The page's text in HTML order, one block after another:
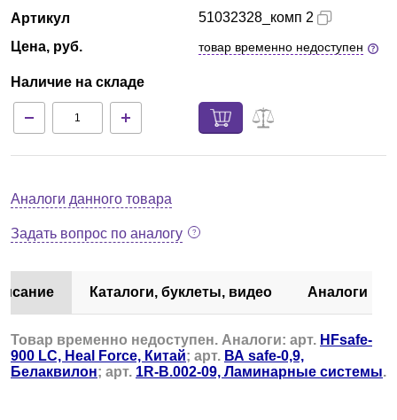
Артикул
Цена, руб.
Наличие на складе
51032328_комп 2
товар временно недоступен
Аналоги данного товара
Задать вопрос по аналогу
Каталоги, буклеты, видео Аналоги
Товар временно недоступен. Аналоги: арт. HFsafe-
900 LC, Heal Force, Китай; арт. ВА safe-0,9,
Белаквилон; арт. 1R-B.002-09, Ламинарные системы.